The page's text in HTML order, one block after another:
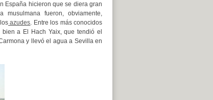
España hicieron que se diera gran
fueron, obviamente,
azudes. Entre los más conocidos
a El Hach Yaix, que tendió el
y llevó el agua a Sevilla en